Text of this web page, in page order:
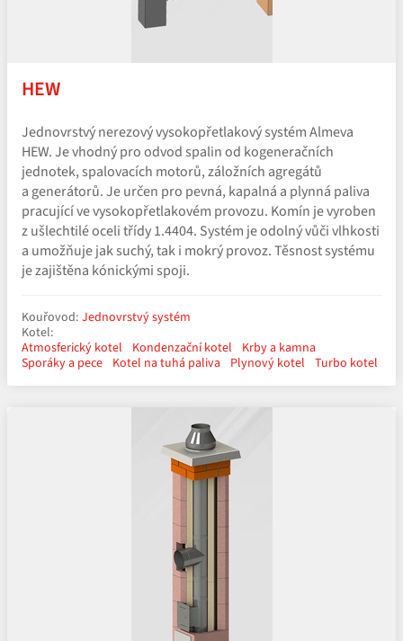
HEW
Jednovrstvý nerezový vysokopřetlakový systém Almeva
HEW. Je vhodný pro odvod spalin od kogeneračních
jednotek, spalovacích motorů, záložních agregátů
a generátorů. Je určen pro pevná, kapalná a plynná paliva
pracující ve vysokopřetlakovém provozu. Komín je vyroben
z ušlechtilé oceli třídy 1.4404. Systém je odolný vůči vlhkosti
a umožňuje jak suchý, tak i mokrý provoz. Těsnost systému
je zajištěna kónickými spoji.
Kouřovod: Jednovrstvý systém
Kotel:
Atmosferický kotel
Kondenzační kotel
Krby a kamna
Sporáky a pece Kotel na tuhá paliva Plynový kotel Turbo kotel